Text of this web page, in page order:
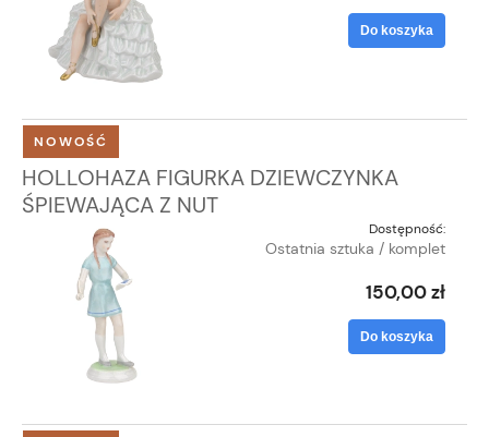
Do koszyka
HOLLOHAZA FIGURKA DZIEWCZYNKA
ŚPIEWAJĄCA Z NUT
Dostępność:
Ostatnia sztuka / komplet
150,00 zł
Do koszyka
NOWOŚĆ